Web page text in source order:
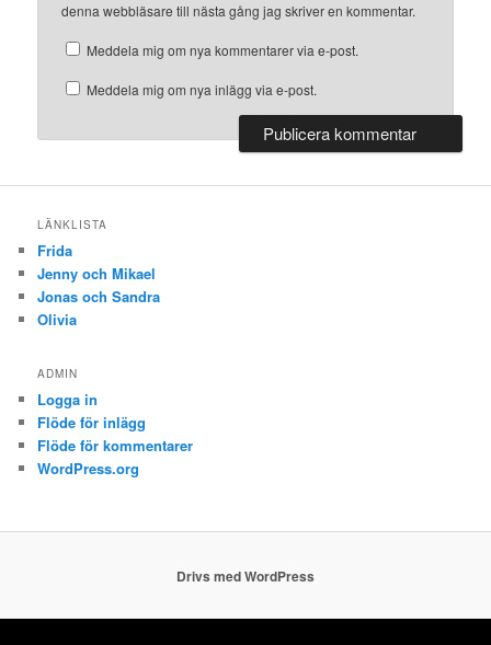
denna webbläsare till nästa gång jag skriver en kommentar.
Meddela mig om nya kommentarer via e-post.
Meddela mig om nya inlägg via e-post.
LÄNKLISTA
Frida
Jenny och Mikael
Jonas och Sandra
Olivia
ADMIN
Logga in
Flöde för inlägg
Flöde för kommentarer
WordPress.org
Drivs med WordPress